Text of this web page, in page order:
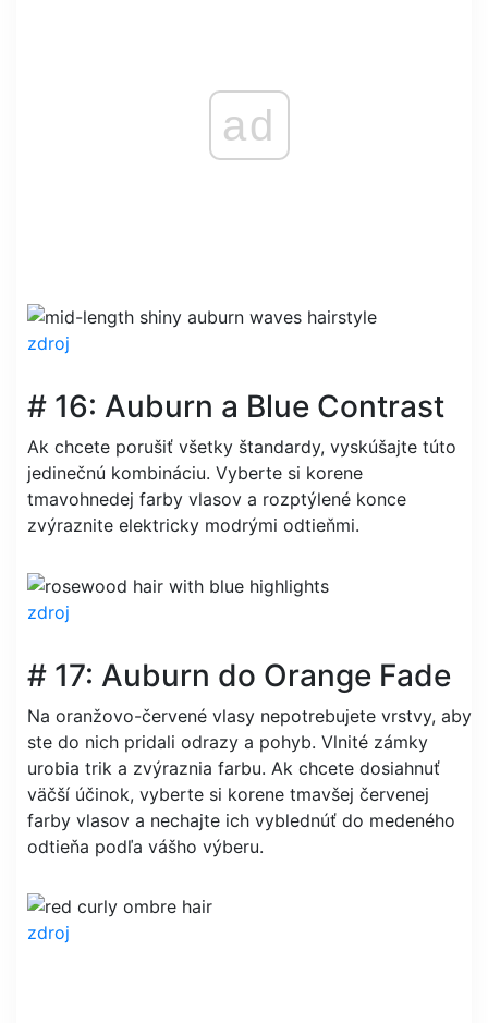
ad
zdroj
# 16: Auburn a Blue Contrast
Ak chcete porušiť všetky štandardy, vyskúšajte túto
jedinečnú kombináciu. Vyberte si korene
tmavohnedej farby vlasov a rozptýlené konce
zvýraznite elektricky modrými odtieňmi.
zdroj
# 17: Auburn do Orange Fade
Na oranžovo-červené vlasy nepotrebujete vrstvy, aby
ste do nich pridali odrazy a pohyb. Vlnité zámky
urobia trik a zvýraznia farbu. Ak chcete dosiahnuť
väčší účinok, vyberte si korene tmavšej červenej
farby vlasov a nechajte ich vyblednúť do medeného
odtieňa podľa vášho výberu.
zdroj